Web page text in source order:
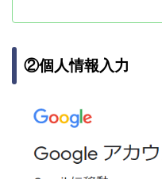
②個人情報入力